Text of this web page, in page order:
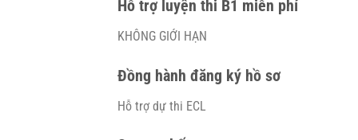
Hỗ trợ luyện thi B1 miễn phí
KHÔNG GIỚI HẠN
Đồng hành đăng ký hồ sơ
Hỗ trợ dự thi ECL